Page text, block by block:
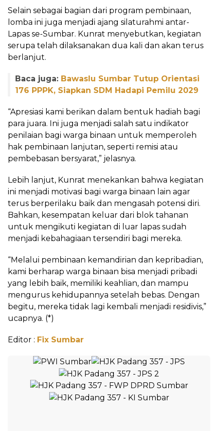
Selain sebagai bagian dari program pembinaan,
lomba ini juga menjadi ajang silaturahmi antar-
Lapas se-Sumbar. Kunrat menyebutkan, kegiatan
serupa telah dilaksanakan dua kali dan akan terus
berlanjut.
Baca juga: Bawaslu Sumbar Tutup Orientasi
176 PPPK, Siapkan SDM Hadapi Pemilu 2029
“Apresiasi kami berikan dalam bentuk hadiah bagi
para juara. Ini juga menjadi salah satu indikator
penilaian bagi warga binaan untuk memperoleh
hak pembinaan lanjutan, seperti remisi atau
pembebasan bersyarat,” jelasnya.
Lebih lanjut, Kunrat menekankan bahwa kegiatan
ini menjadi motivasi bagi warga binaan lain agar
terus berperilaku baik dan mengasah potensi diri.
Bahkan, kesempatan keluar dari blok tahanan
untuk mengikuti kegiatan di luar lapas sudah
menjadi kebahagiaan tersendiri bagi mereka.
“Melalui pembinaan kemandirian dan kepribadian,
kami berharap warga binaan bisa menjadi pribadi
yang lebih baik, memiliki keahlian, dan mampu
mengurus kehidupannya setelah bebas. Dengan
begitu, mereka tidak lagi kembali menjadi residivis,”
ucapnya. (*)
Editor : Fix Sumbar